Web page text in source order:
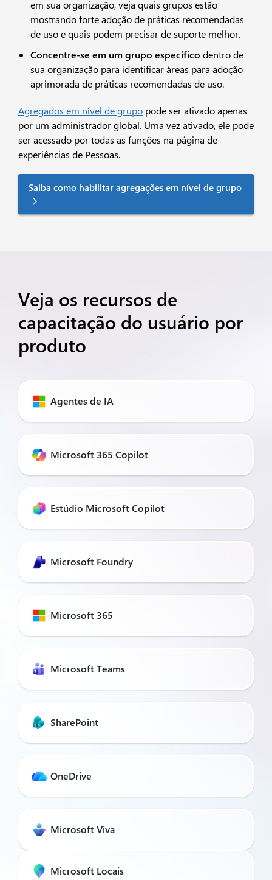
em sua organização, veja quais grupos estão
mostrando forte adoção de práticas recomendadas
de uso e quais podem precisar de suporte melhor.
Concentre-se em um grupo específico dentro de
sua organização para identificar áreas para adoção
aprimorada de práticas recomendadas de uso.
Agregados em nível de grupo pode ser ativado apenas
por um administrador global. Uma vez ativado, ele pode
ser acessado por todas as funções na página de
experiências de Pessoas.
Saiba como habilitar agregações em nível de grupo
Veja os recursos de
capacitação do usuário por
produto
Agentes de IA
Microsoft 365 Copilot
Estúdio Microsoft Copilot
Microsoft Foundry
Microsoft 365
Microsoft Teams
SharePoint
OneDrive
Microsoft Viva
Microsoft Locais